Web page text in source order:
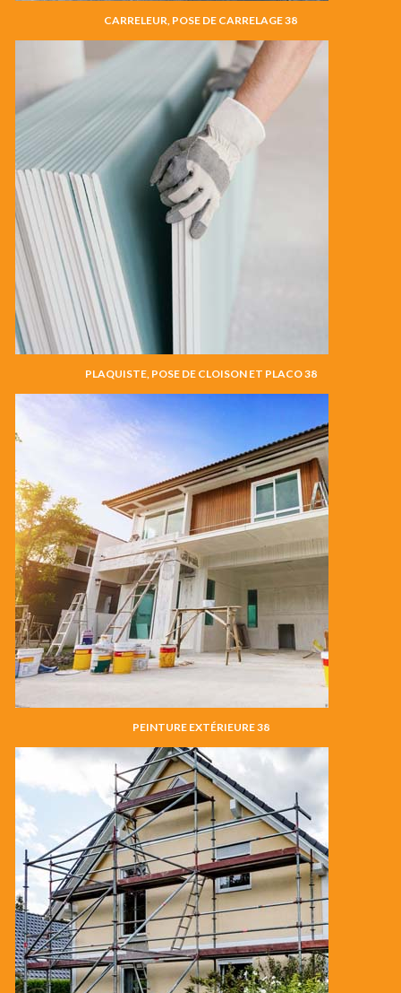
CARRELEUR, POSE DE CARRELAGE 38
PLAQUISTE, POSE DE CLOISON ET PLACO 38
PEINTURE EXTÉRIEURE 38